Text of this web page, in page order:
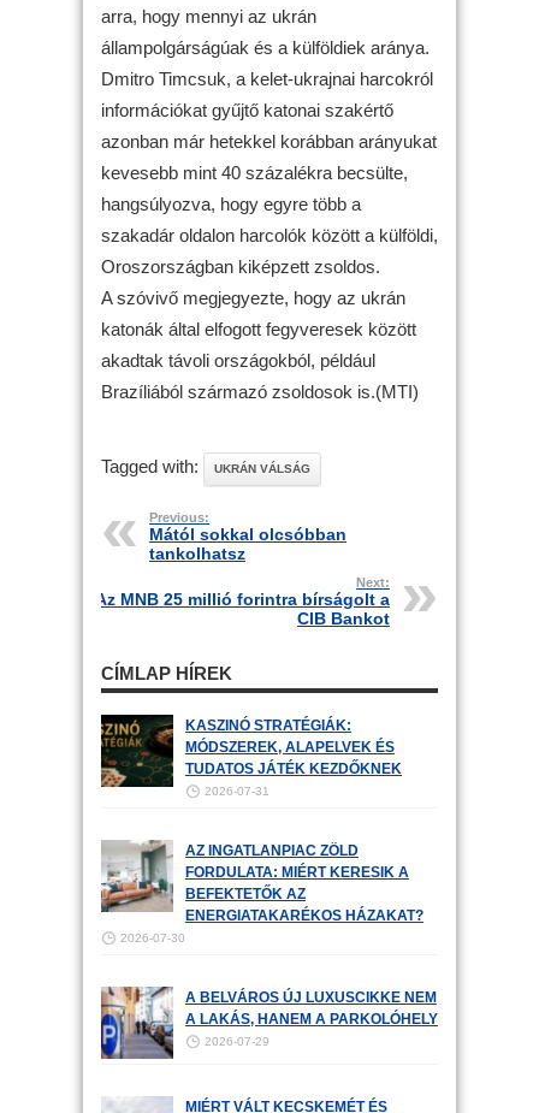
arra, hogy mennyi az ukrán
állampolgárságúak és a külföldiek aránya.
Dmitro Timcsuk, a kelet-ukrajnai harcokról
információkat gyűjtő katonai szakértő
azonban már hetekkel korábban arányukat
kevesebb mint 40 százalékra becsülte,
hangsúlyozva, hogy egyre több a
szakadár oldalon harcolók között a külföldi,
Oroszországban kiképzett zsoldos.
A szóvivő megjegyezte, hogy az ukrán
katonák által elfogott fegyveresek között
akadtak távoli országokból, például
Brazíliából származó zsoldosok is.(MTI)
Tagged with: UKRÁN VÁLSÁG
Previous:
Mától sokkal olcsóbban
tankolhatsz
Next:
Az MNB 25 millió forintra bírságolt a
CIB Bankot
CÍMLAP HÍREK
KASZINÓ STRATÉGIÁK:
MÓDSZEREK, ALAPELVEK ÉS
TUDATOS JÁTÉK KEZDŐKNEK
2026-07-31
AZ INGATLANPIAC ZÖLD
FORDULATA: MIÉRT KERESIK A
BEFEKTETŐK AZ
ENERGIATAKARÉKOS HÁZAKAT?
2026-07-30
A BELVÁROS ÚJ LUXUSCIKKE NEM
A LAKÁS, HANEM A PARKOLÓHELY
2026-07-29
MIÉRT VÁLT KECSKEMÉT ÉS